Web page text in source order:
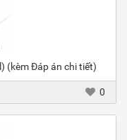
(kèm Đáp án chi tiết)
0